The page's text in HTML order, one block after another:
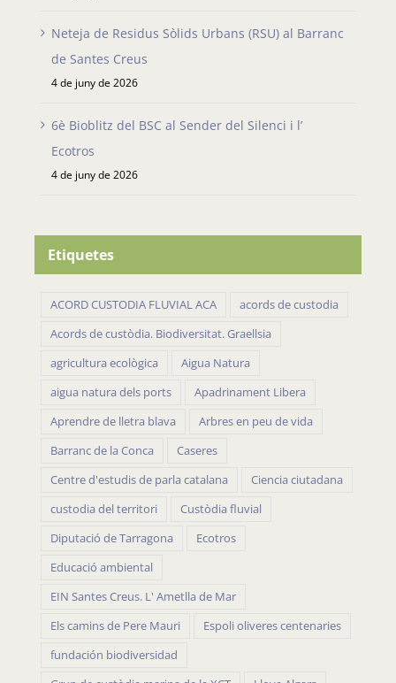
Neteja de Residus Sòlids Urbans (RSU) al Barranc
de Santes Creus
4 de juny de 2026
6è Bioblitz del BSC al Sender del Silenci i l’
Ecotros
4 de juny de 2026
Etiquetes
ACORD CUSTODIA FLUVIAL ACA
acords de custodia
Acords de custòdia. Biodiversitat. Graellsia
agricultura ecològica
Aigua Natura
aigua natura dels ports
Apadrinament Libera
Aprendre de lletra blava
Arbres en peu de vida
Barranc de la Conca
Caseres
Centre d'estudis de parla catalana
Ciencia ciutadana
custodia del territori
Custòdia fluvial
Diputació de Tarragona
Ecotros
Educació ambiental
EIN Santes Creus. L' Ametlla de Mar
Els camins de Pere Mauri
Espoli oliveres centenaries
fundación biodiversidad